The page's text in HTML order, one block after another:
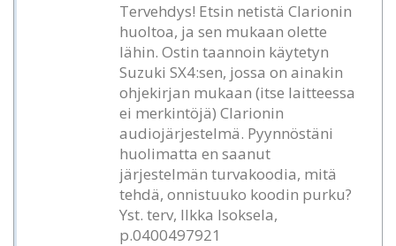
Tervehdys! Etsin netistä Clarionin
huoltoa, ja sen mukaan olette
lähin. Ostin taannoin käytetyn
Suzuki SX4:sen, jossa on ainakin
ohjekirjan mukaan (itse laitteessa
ei merkintöjä) Clarionin
audiojärjestelmä. Pyynnöstäni
huolimatta en saanut
järjestelmän turvakoodia, mitä
tehdä, onnistuuko koodin purku?
Yst. terv, Ilkka Isoksela,
p.0400497921